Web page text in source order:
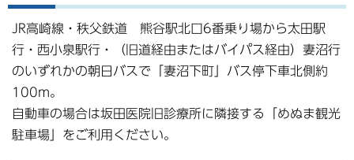
JR高崎線・秩父鉄道 熊谷駅北口6番乗り場から太田駅
行・西小泉駅行・（旧道経由またはバイパス経由）妻沼行
のいずれかの朝日バスで「妻沼下町」バス停下車北側約
100m。
自動車の場合は坂田医院旧診療所に隣接する「めぬま観光
駐車場」をご利用ください。